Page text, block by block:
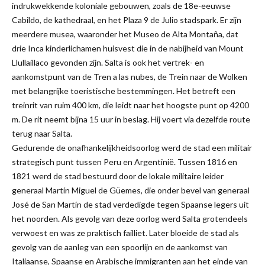
indrukwekkende koloniale gebouwen, zoals de 18e-eeuwse
Cabildo, de kathedraal, en het Plaza 9 de Julio stadspark. Er zijn
meerdere musea, waaronder het Museo de Alta Montaña, dat
drie Inca kinderlichamen huisvest die in de nabijheid van Mount
Llullaillaco gevonden zijn. Salta is ook het vertrek- en
aankomstpunt van de Tren a las nubes, de Trein naar de Wolken
met belangrijke toeristische bestemmingen. Het betreft een
treinrit van ruim 400 km, die leidt naar het hoogste punt op 4200
m. De rit neemt bijna 15 uur in beslag. Hij voert via dezelfde route
terug naar Salta.
Gedurende de onafhankelijkheidsoorlog werd de stad een militair
strategisch punt tussen Peru en Argentinië. Tussen 1816 en
1821 werd de stad bestuurd door de lokale militaire leider
generaal Martín Miguel de Güemes, die onder bevel van generaal
José de San Martín de stad verdedigde tegen Spaanse legers uit
het noorden. Als gevolg van deze oorlog werd Salta grotendeels
verwoest en was ze praktisch failliet. Later bloeide de stad als
gevolg van de aanleg van een spoorlijn en de aankomst van
Italiaanse, Spaanse en Arabische immigranten aan het einde van